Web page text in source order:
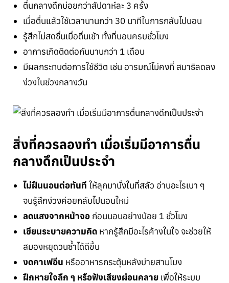
ตื่นกลางดึกบ่อยกว่าสัปดาห์ละ 3 ครั้ง
เมื่อตื่นแล้วใช้เวลานานกว่า 30 นาทีในการกลับไปนอน
รู้สึกไม่สดชื่นเมื่อตื่นเช้า ทั้งที่นอนครบชั่วโมง
อาการเกิดติดต่อกันนานกว่า 1 เดือน
มีผลกระทบต่อการใช้ชีวิต เช่น อารมณ์ไม่คงที่ สมาธิลดลง
ง่วงในช่วงกลางวัน
สิ่งที่ควรลองทำ เมื่อเริ่มมีอาการตื่น
กลางดึกเป็นประจำ
ไม่ฝืนนอนต่อทันที ให้ลุกมานั่งในที่สลัว อ่านอะไรเบา ๆ
จนรู้สึกง่วงค่อยกลับไปนอนใหม่
ลดแสงจากหน้าจอ ก่อนนอนอย่างน้อย 1 ชั่วโมง
เขียนระบายความคิด หากรู้สึกมีอะไรค้างในใจ จะช่วยให้
สมองหยุดวนซ้ำได้ดีขึ้น
งดคาเฟอีน หรืออาหารกระตุ้นหลังบ่ายสามโมง
ฝึกหายใจลึก ๆ หรือฟังเสียงผ่อนคลาย เพื่อให้ระบบ